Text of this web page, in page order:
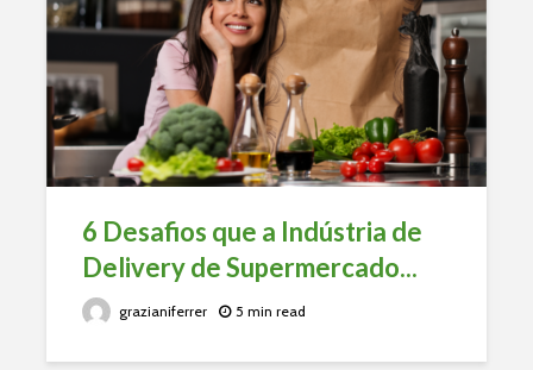
6 Desafios que a Indústria de
Delivery de Supermercado...
grazianiferrer 5 min read